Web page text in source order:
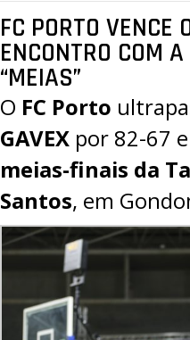
FC PORTO VENCE
ENCONTRO COM
“MEIAS”
O FC Porto
GAVEX por 82-67 e
meias-finais da
Santos, em